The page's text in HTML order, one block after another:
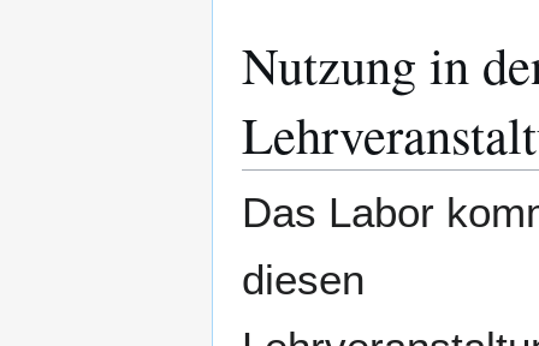
Nutzung in
Das Labor
diesen